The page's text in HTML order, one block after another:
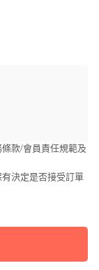
款/會員責任規範及
決定是否接受訂單